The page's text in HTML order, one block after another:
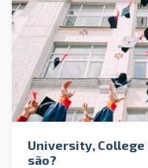
University, College
são?